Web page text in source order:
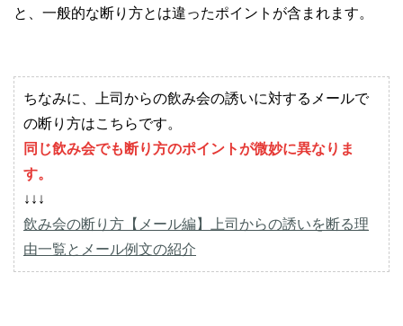
と、一般的な断り方とは違ったポイントが含まれます。
ちなみに、上司からの飲み会の誘いに対するメールで
の断り方はこちらです。
同じ飲み会でも断り方のポイントが微妙に異なりま
す。
↓↓↓
飲み会の断り方【メール編】上司からの誘いを断る理
由一覧とメール例文の紹介